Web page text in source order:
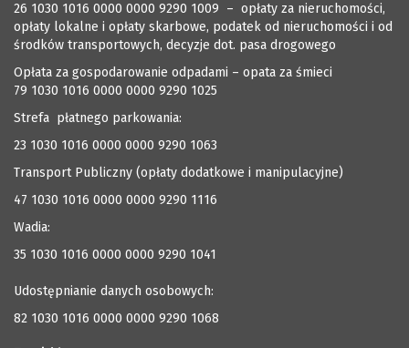
26 1030 1016 0000 0000 9290 1009 – opłaty za nieruchomości,
opłaty lokalne i opłaty skarbowe, podatek od nieruchomości i od
środków transportowych, decyzje dot. pasa drogowego
Opłata za gospodarowanie odpadami – opata za śmieci
79 1030 1016 0000 0000 9290 1025
Strefa płatnego parkowania:
23 1030 1016 0000 0000 9290 1063
Transport Publiczny (opłaty dodatkowe i manipulacyjne)
47 1030 1016 0000 0000 9290 1116
Wadia:
35 1030 1016 0000 0000 9290 1041
Udostępnianie danych osobowych:
82 1030 1016 0000 0000 9290 1068